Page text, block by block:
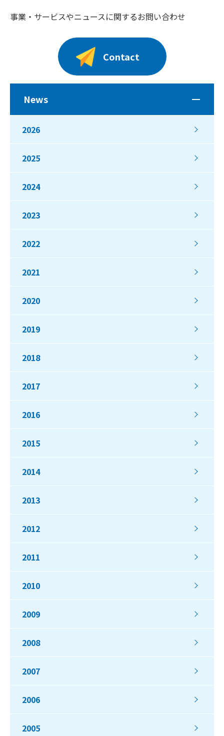
事業・サービスやニュースに関するお問い合わせ
Contact
News
2026
2025
2024
2023
2022
2021
2020
2019
2018
2017
2016
2015
2014
2013
2012
2011
2010
2009
2008
2007
2006
2005